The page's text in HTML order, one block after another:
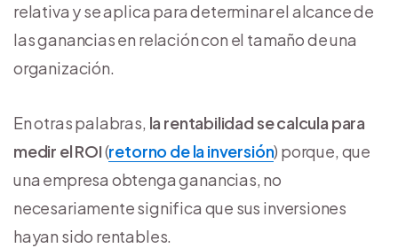
relativa y se aplica para determinar el alcance de
las ganancias en relación con el tamaño de una
organización.
En otras palabras, la rentabilidad se calcula para
medir el ROI(retorno de la inversión) porque, que
una empresa obtenga ganancias, no
necesariamente significa que sus inversiones
hayan sido rentables.